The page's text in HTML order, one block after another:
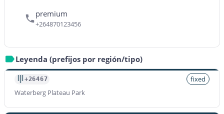
premium
+264870123456
Leyenda (prefijos por región/tipo)
+26467
fixed
Waterberg Plateau Park